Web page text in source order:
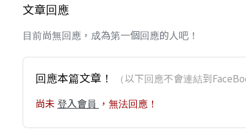
文章回應
目前尚無回應，成為第一個回應的人吧！
回應本篇文章！ （以下回應不會連結到
尚未 登入會員 ，無法回應！